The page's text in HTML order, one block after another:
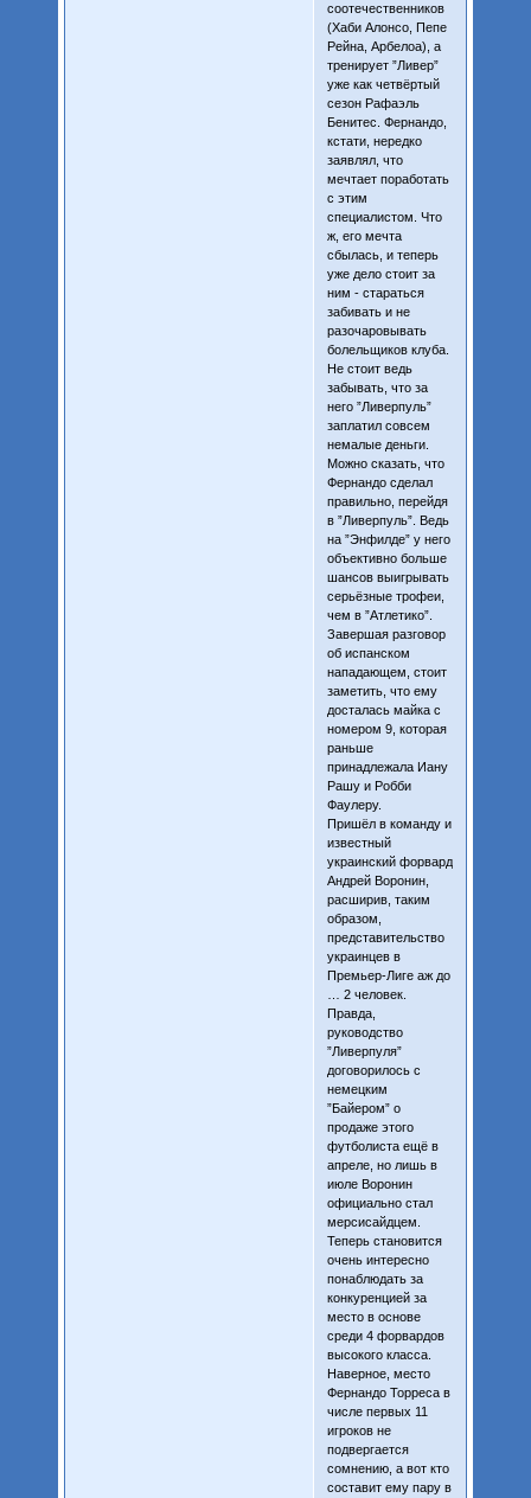
соотечественников
(Хаби Алонсо, Пепе
Рейна, Арбелоа), а
тренирует ”Ливер”
уже как четвёртый
сезон Рафаэль
Бенитес. Фернандо,
кстати, нередко
заявлял, что
мечтает поработать
с этим
специалистом. Что
ж, его мечта
сбылась, и теперь
уже дело стоит за
ним - стараться
забивать и не
разочаровывать
болельщиков клуба.
Не стоит ведь
забывать, что за
него ”Ливерпуль”
заплатил совсем
немалые деньги.
Можно сказать, что
Фернандо сделал
правильно, перейдя
в ”Ливерпуль”. Ведь
на ”Энфилде” у него
объективно больше
шансов выигрывать
серьёзные трофеи,
чем в ”Атлетико”.
Завершая разговор
об испанском
нападающем, стоит
заметить, что ему
досталась майка с
номером 9, которая
раньше
принадлежала Иану
Рашу и Робби
Фаулеру.
Пришёл в команду и
известный
украинский форвард
Андрей Воронин,
расширив, таким
образом,
представительство
украинцев в
Премьер-Лиге аж до
… 2 человек.
Правда,
руководство
”Ливерпуля”
договорилось с
немецким
”Байером” о
продаже этого
футболиста ещё в
апреле, но лишь в
июле Воронин
официально стал
мерсисайдцем.
Теперь становится
очень интересно
понаблюдать за
конкуренцией за
место в основе
среди 4 форвардов
высокого класса.
Наверное, место
Фернандо Торреса в
числе первых 11
игроков не
подвергается
сомнению, а вот кто
составит ему пару в